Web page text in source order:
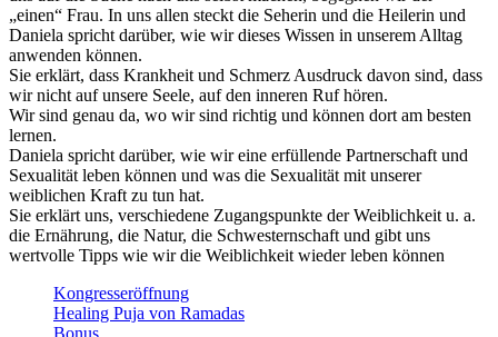
„einen“ Frau. In uns allen steckt die Seherin und die Heilerin und
Daniela spricht darüber, wie wir dieses Wissen in unserem Alltag
anwenden können.
Sie erklärt, dass Krankheit und Schmerz Ausdruck davon sind, dass
wir nicht auf unsere Seele, auf den inneren Ruf hören.
Wir sind genau da, wo wir sind richtig und können dort am besten
lernen.
Daniela spricht darüber, wie wir eine erfüllende Partnerschaft und
Sexualität leben können und was die Sexualität mit unserer
weiblichen Kraft zu tun hat.
Sie erklärt uns, verschiedene Zugangspunkte der Weiblichkeit u. a.
die Ernährung, die Natur, die Schwesternschaft und gibt uns
wertvolle Tipps wie wir die Weiblichkeit wieder leben können
Kongresseröffnung
Healing Puja von Ramadas
Bonus